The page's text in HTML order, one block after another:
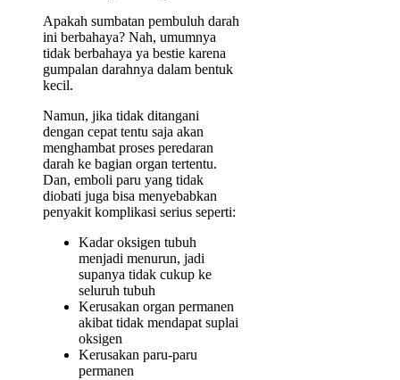
Apakah sumbatan pembuluh darah
ini berbahaya? Nah, umumnya
tidak berbahaya ya bestie karena
gumpalan darahnya dalam bentuk
kecil.
Namun, jika tidak ditangani
dengan cepat tentu saja akan
menghambat proses peredaran
darah ke bagian organ tertentu.
Dan, emboli paru yang tidak
diobati juga bisa menyebabkan
penyakit komplikasi serius seperti:
Kadar oksigen tubuh
menjadi menurun, jadi
supanya tidak cukup ke
seluruh tubuh
Kerusakan organ permanen
akibat tidak mendapat suplai
oksigen
Kerusakan paru-paru
permanen